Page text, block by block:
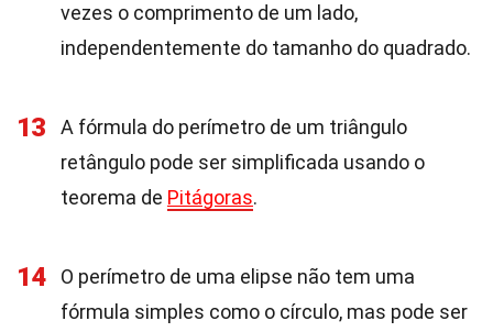
vezes o comprimento de um lado,
independentemente do tamanho do quadrado.
13
A fórmula do perímetro de um triângulo
retângulo pode ser simplificada usando o
teorema de Pitágoras.
14
O perímetro de uma elipse não tem uma
fórmula simples como o círculo, mas pode ser